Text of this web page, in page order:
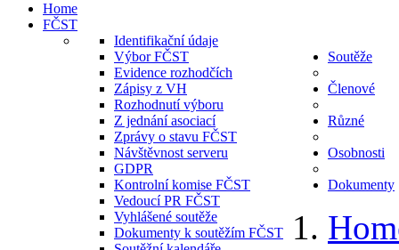
Home
FČST
Identifikační údaje
Výbor FČST
Evidence rozhodčích
Zápisy z VH
Rozhodnutí výboru
Z jednání asociací
Zprávy o stavu FČST
Návštěvnost serveru
GDPR
Kontrolní komise FČST
Vedoucí PR FČST
Soutěže
Vyhlášené soutěže
Dokumenty k soutěžím FČST
Členové
Různé
Osobnosti
Dokumenty